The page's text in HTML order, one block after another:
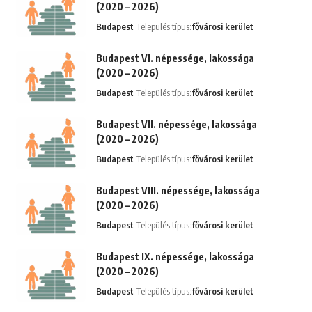
(2020 – 2026)
Budapest Település típus:fővárosi kerület
Budapest VI. népessége, lakossága
(2020 – 2026)
Budapest Település típus:fővárosi kerület
Budapest VII. népessége, lakossága
(2020 – 2026)
Budapest Település típus:fővárosi kerület
Budapest VIII. népessége, lakossága
(2020 – 2026)
Budapest Település típus:fővárosi kerület
Budapest IX. népessége, lakossága
(2020 – 2026)
Budapest Település típus:fővárosi kerület